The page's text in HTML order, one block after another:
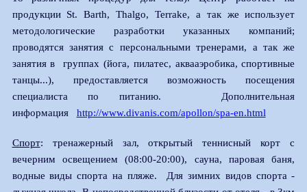
продукции St. Barth, Thalgo, Terrake, а так же использует
методологические разработки указанных компаний;
проводятся занятия с персональными тренерами, а так же
занятия в группах (йога, пилатес, аквааэробика, спортивные
танцы...), предоставляется возможность посещения
специалиста по питанию. Дополнительная
информация http://www.divanis.com/apollon/spa-en.html
Спорт: тренажерный зал, открытый теннисный корт с
вечерним освещением (08:00-20:00), сауна, паровая баня,
водные виды спорта на пляже. Для зимних видов спорта -